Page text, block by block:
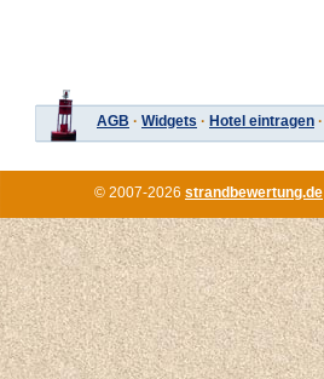
AGB · Widgets · Hotel eintragen ·
© 2007-2026 strandbewertung.de